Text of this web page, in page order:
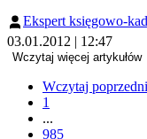
Ekspert księgowo-
03.01.2012 | 12:47
Wczytaj więcej artykułów
Wczytaj
1
...
985